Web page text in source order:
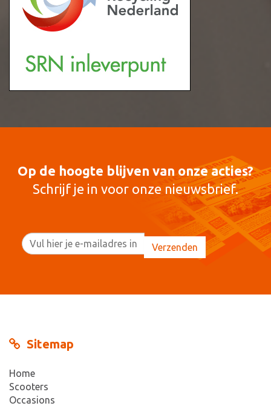
Op de hoogte blijven van onze acties?
Schrijf je in voor onze nieuwsbrief.
Sitemap
Home
Scooters
Occasions